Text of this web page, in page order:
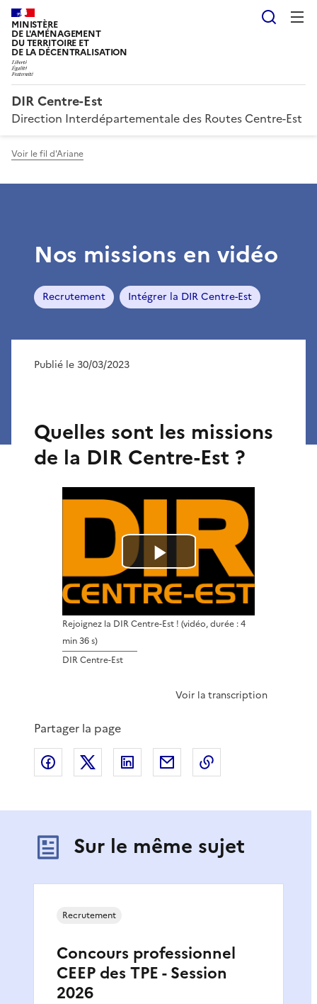
MINISTÈRE
DE L'AMÉNAGEMENT
DU TERRITOIRE ET
DE LA DÉCENTRALISATION
DIR Centre-Est
Direction Interdépartementale des Routes Centre-Est
Voir le fil d'Ariane
Nos missions en vidéo
Recrutement Intégrer la DIR Centre-Est
Publié le 30/03/2023
Quelles sont les missions
de la DIR Centre-Est ?
L
i
a
v
i
d
é
Rejoignez la DIR Centre-Est ! (vidéo, durée : 4
min 36 s)
DIR Centre-Est
Voir la transcription
Partager la page
Partager sur Facebook
Partager sur XPartager sur LinkedIn
Partager par email
Sur le même sujet
Concours professionnel
CEEP des TPE - Session
2026
Recrutement